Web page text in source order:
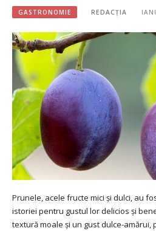
GASTRONOMIE REDACȚIA
Prunele, acele fructe mici și dulci, au
istoriei pentru gustul lor delicios și
textură moale și un gust dulce-amărui,